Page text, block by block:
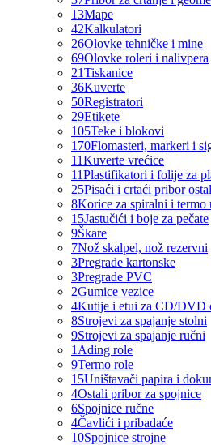
13Mape
42Kalkulatori
26Olovke tehničke i mine
69Olovke roleri i nalivpera
21Tiskanice
36Kuverte
50Registratori
29Etikete
105Teke i blokovi
170Flomasteri, markeri i
11Kuverte vrećice
11Plastifikatori i folije za
25Pisaći i crtaći pribor
8Korice za spiralni i termo
15Jastučići i boje za pečate
9Škare
7Nož skalpel, nož rezervni
3Pregrade kartonske
3Pregrade PVC
2Gumice vezice
4Kutije i etui za CD/DVD
8Strojevi za spajanje stolni
9Strojevi za spajanje ručni
1 Ading role
9Termo role
15Uništavači papira i
4Ostali pribor za spojnice
6Spojnice ručne
4Čavlići i pribadaće
10Spojnice strojne